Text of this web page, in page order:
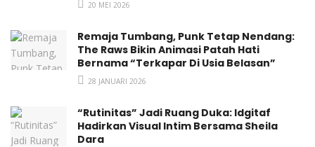
dan mimpi yang tak terbatas.
Bersukacita dalam suasana!
New Release
Pop Single
20 MEI 2026
Remaja Tumbang, Punk Tetap Nendang:
The Raws Bikin Animasi Patah Hati
Bernama “Terkapar Di Usia Belasan”
28 JANUARI 2026
“Rutinitas” Jadi Ruang Duka: Idgitaf
Hadirkan Visual Intim Bersama Sheila
Dara